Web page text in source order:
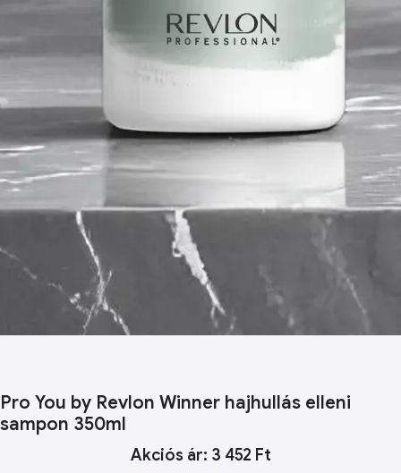
Pro You by Revlon Winner hajhullás elleni
sampon 350ml
Akciós ár: 3 452 Ft